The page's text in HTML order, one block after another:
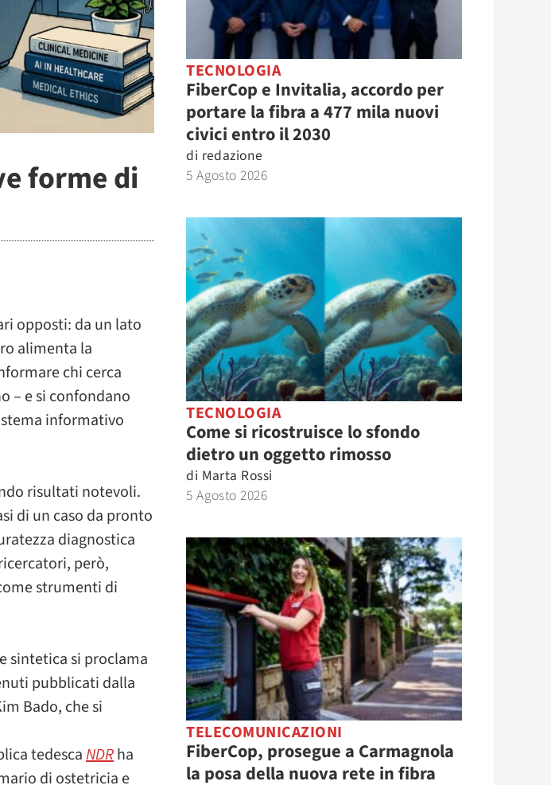
forme di
opposti: da un lato
alimenta la
chi cerca
– e si confondano
informativo
risultati notevoli.
di un caso da pronto
diagnostica
però,
strumenti di
sintetica si proclama
pubblicati dalla
Bado, che si
tedescaNDRha
di ostetricia e
TECNOLOGIA
FiberCop e Invitalia, accordo per
portare la fibra a 477 mila nuovi
civici entro il 2030
di redazione
5 Agosto 2026
TECNOLOGIA
Come si ricostruisce lo sfondo
dietro un oggetto rimosso
di Marta Rossi
5 Agosto 2026
TELECOMUNICAZIONI
FiberCop, prosegue a Carmagnola
la posa della nuova rete in fibra